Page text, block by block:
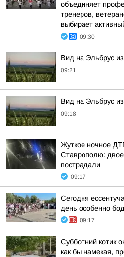
объединяет
тренеров,
выбирает
09:30
Вид на Эльбрус из
09:21
Вид на Эльбрус из
09:18
Жуткое ночное
Ставрополю: двое
пострадали
09:17
Сегодня
день особенно
09:17
Субботний котик
как бы намекая,